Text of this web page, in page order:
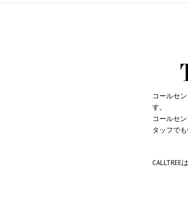
コールセ
す。
コールセ
タッフで